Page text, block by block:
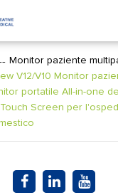
Monitor paziente
V12/V10 Monitor
portatile All-in-one
Screen per